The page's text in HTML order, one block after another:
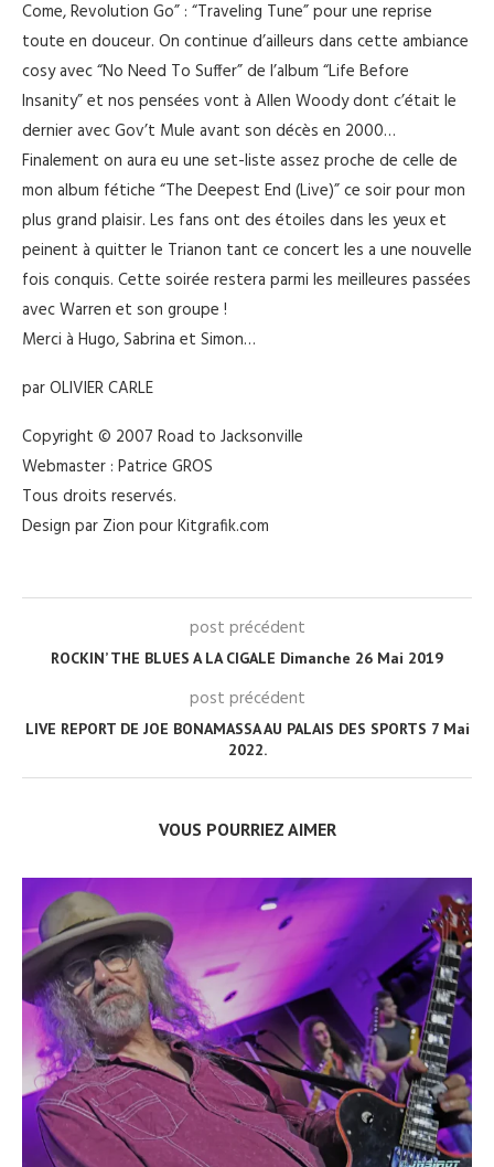
Come, Revolution Go” : “Traveling Tune” pour une reprise
toute en douceur. On continue d’ailleurs dans cette ambiance
cosy avec “No Need To Suffer” de l’album “Life Before
Insanity” et nos pensées vont à Allen Woody dont c’était le
dernier avec Gov’t Mule avant son décès en 2000…
Finalement on aura eu une set-liste assez proche de celle de
mon album fétiche “The Deepest End (Live)” ce soir pour mon
plus grand plaisir. Les fans ont des étoiles dans les yeux et
peinent à quitter le Trianon tant ce concert les a une nouvelle
fois conquis. Cette soirée restera parmi les meilleures passées
avec Warren et son groupe !
Merci à Hugo, Sabrina et Simon…
par OLIVIER CARLE
Copyright © 2007 Road to Jacksonville
Webmaster : Patrice GROS
Tous droits reservés.
Design par Zion pour Kitgrafik.com
post précédent
ROCKIN’ THE BLUES A LA CIGALE Dimanche 26 Mai 2019
post précédent
LIVE REPORT DE JOE BONAMASSA AU PALAIS DES SPORTS 7 Mai
2022.
VOUS POURRIEZ AIMER